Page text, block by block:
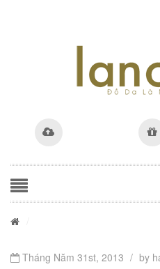
Tháng Năm 31st, 2013 / by